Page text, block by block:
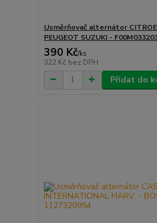
Usměrňovač alternátor
PEUGEOT SUZUKI -
390 Kč/ks
322 Kč bez DPH
Přidat do